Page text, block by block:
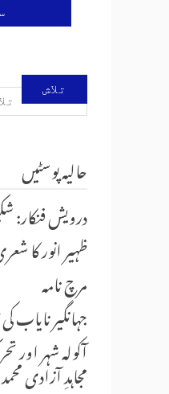
تلاش
برائے:
حالیہ پوسٹیں
درویش فنکار:
ظہیر انور کا
مرچ نامہ
جہانگیر
آکولہ شہر اور
مجاہدِ آزادی